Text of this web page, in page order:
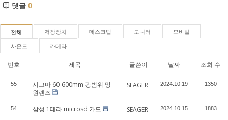
댓글 0
전체 저장장치 데스크탑 모니터 모바일
사운드 카메라
번호 제목 글쓴이 날짜 조회 수
55
시그마 60-600mm 광범위 망
원렌즈
SEAGER 2024.10.19 1350
54 삼성 1테라 microsd 카드 SEAGER 2024.10.15 1883